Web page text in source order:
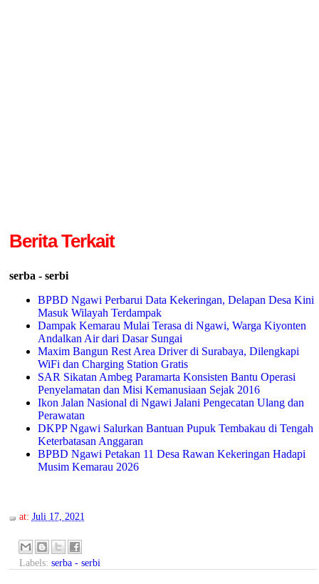
Berita Terkait
serba - serbi
BPBD Ngawi Perbarui Data Kekeringan, Delapan Desa Kini
Masuk Wilayah Terdampak
Dampak Kemarau Mulai Terasa di Ngawi, Warga Kiyonten
Andalkan Air dari Dasar Sungai
Maxim Bangun Rest Area Driver di Surabaya, Dilengkapi
WiFi dan Charging Station Gratis
SAR Sikatan Ambeg Paramarta Konsisten Bantu Operasi
Penyelamatan dan Misi Kemanusiaan Sejak 2016
Ikon Jalan Nasional di Ngawi Jalani Pengecatan Ulang dan
Perawatan
DKPP Ngawi Salurkan Bantuan Pupuk Tembakau di Tengah
Keterbatasan Anggaran
BPBD Ngawi Petakan 11 Desa Rawan Kekeringan Hadapi
Musim Kemarau 2026
at: Juli 17, 2021
Labels: serba - serbi